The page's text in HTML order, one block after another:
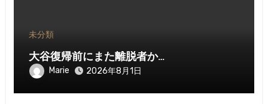
未分類
大谷復帰前にまた離脱者か…
Marie 2026年8月1日